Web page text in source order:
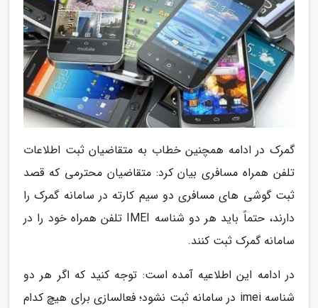
گمرک در ادامه همچنین خطاب به متقاضیان ثبت اطلاعات
تلفن همراه مسافری بیان کرد: متقاضیان محترمی که قصد
ثبت گوشی های مسافری دو سیم کارته در سامانه گمرک را
دارند، حتماً باید هر دو شناسه IMEI تلفن همراه خود را در
سامانه گمرک ثبت کنند.
در ادامه این اطلاعیه آمده است: توجه کنید که اگر هر دو
شناسه imei در سامانه ثبت نشود؛ فعالسازی برای هیچ کدام